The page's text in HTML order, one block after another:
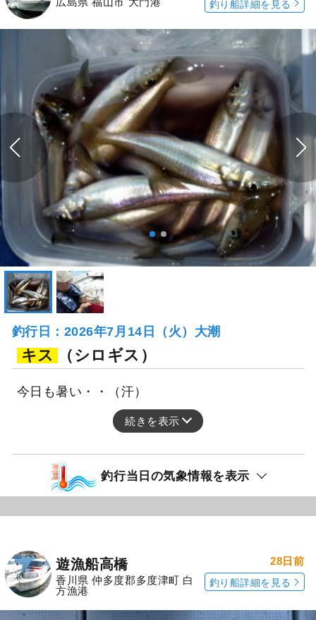
釣り船詳細を見る
釣行日：2026年7月14日（火）大潮
キス （シロギス）
今日も暑い・・（汗）
続きを表示
釣行当日の気象情報を表示
遊漁船高橋
香川県 仲多度郡多度津町 白
方漁港
28日前
釣り船詳細を見る